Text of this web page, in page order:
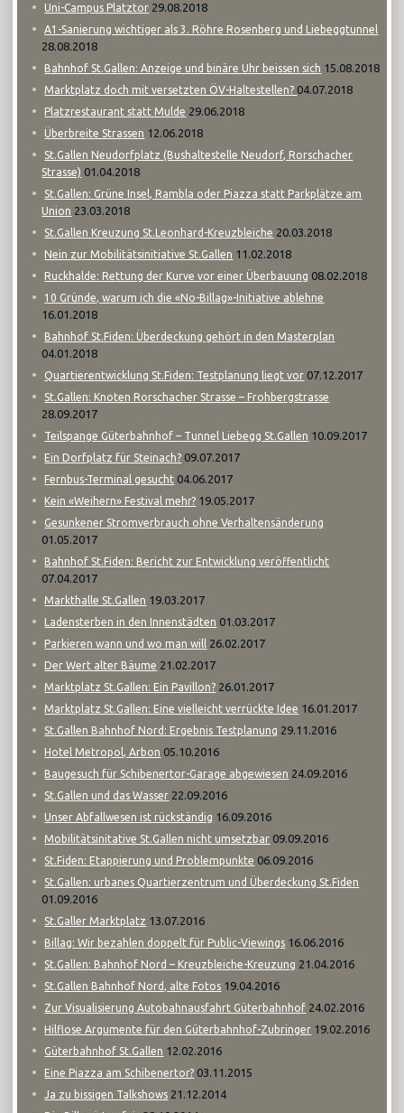
Uni-Campus Platztor 29.08.2018
A1-Sanierung wichtiger als 3. Röhre Rosenberg und Liebeggtunnel
28.08.2018
Bahnhof St.Gallen: Anzeige und binäre Uhr beissen sich 15.08.2018
Marktplatz doch mit versetzten ÖV-Haltestellen?04.07.2018
Platzrestaurant statt Mulde 29.06.2018
Überbreite Strassen 12.06.2018
St.Gallen Neudorfplatz (Bushaltestelle Neudorf, Rorschacher
Strasse) 01.04.2018
St.Gallen: Grüne Insel, Rambla oder Piazza statt Parkplätze am
Union 23.03.2018
St.Gallen Kreuzung St.Leonhard-Kreuzbleiche 20.03.2018
Nein zur Mobilitätsinitiative St.Gallen 11.02.2018
Ruckhalde: Rettung der Kurve vor einer Überbauung 08.02.2018
10 Gründe, warum ich die «No-Billag»-Initiative ablehne
16.01.2018
Bahnhof St.Fiden: Überdeckung gehört in den Masterplan
04.01.2018
Quartierentwicklung St.Fiden: Testplanung liegt vor 07.12.2017
St.Gallen: Knoten Rorschacher Strasse – Frohbergstrasse
28.09.2017
Teilspange Güterbahnhof – Tunnel Liebegg St.Gallen 10.09.2017
Ein Dorfplatz für Steinach? 09.07.2017
Fernbus-Terminal gesucht 04.06.2017
Kein «Weihern» Festival mehr? 19.05.2017
Gesunkener Stromverbrauch ohne Verhaltensänderung
01.05.2017
Bahnhof St.Fiden: Bericht zur Entwicklung veröffentlicht
07.04.2017
Markthalle St.Gallen 19.03.2017
Ladensterben in den Innenstädten 01.03.2017
Parkieren wann und wo man will 26.02.2017
Der Wert alter Bäume 21.02.2017
Marktplatz St.Gallen: Ein Pavillon? 26.01.2017
Marktplatz St.Gallen: Eine vielleicht verrückte Idee 16.01.2017
St.Gallen Bahnhof Nord: Ergebnis Testplanung 29.11.2016
Hotel Metropol, Arbon 05.10.2016
Baugesuch für Schibenertor-Garage abgewiesen 24.09.2016
St.Gallen und das Wasser 22.09.2016
Unser Abfallwesen ist rückständig 16.09.2016
Mobilitätsinitative St.Gallen nicht umsetzbar 09.09.2016
St.Fiden: Etappierung und Problempunkte 06.09.2016
St.Gallen: urbanes Quartierzentrum und Überdeckung St.Fiden
01.09.2016
St.Galler Marktplatz 13.07.2016
Billag: Wir bezahlen doppelt für Public-Viewings 16.06.2016
St.Gallen: Bahnhof Nord – Kreuzbleiche-Kreuzung 21.04.2016
St.Gallen Bahnhof Nord, alte Fotos 19.04.2016
Zur Visualisierung Autobahnausfahrt Güterbahnhof 24.02.2016
Hilflose Argumente für den Güterbahnhof-Zubringer 19.02.2016
Güterbahnhof St.Gallen 12.02.2016
Eine Piazza am Schibenertor? 03.11.2015
Ja zu bissigen Talkshows 21.12.2014